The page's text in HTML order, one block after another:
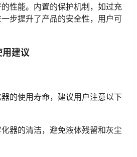
性能。内置的保护机制，如过充
步提升了产品的安全性，用户可
建议
的使用寿命，建议用户注意以下
化器的清洁，避免液体残留和灰尘